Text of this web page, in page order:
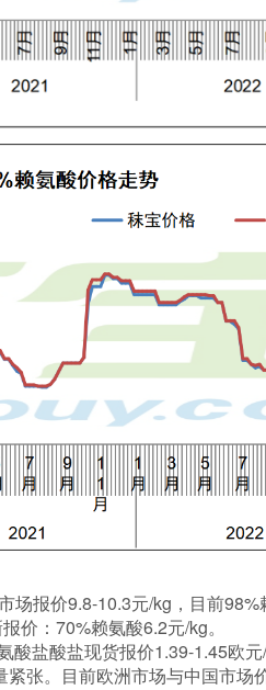
报价9.8-10.3元/kg，目前
价：70%赖氨酸6.2元/kg。
盐酸盐现货报价1.39-1.45欧
张。目前欧洲市场与中国市场